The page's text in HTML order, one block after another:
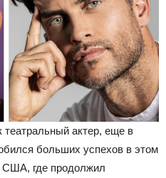
актер, еще в
больших успехов в этом
США, где продолжил